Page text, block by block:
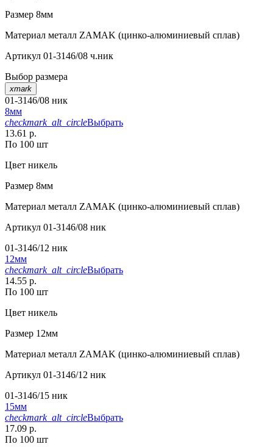
Размер 8мм
Материал металл ZAMAK (цинко-алюминиевый сплав)
Артикул 01-3146/08 ч.ник
Выбор размера
xmark
01-3146/08 ник
8мм
checkmark_alt_circleВыбрать
13.61 р.
По 100 шт
Цвет никель
Размер 8мм
Материал металл ZAMAK (цинко-алюминиевый сплав)
Артикул 01-3146/08 ник
01-3146/12 ник
12мм
checkmark_alt_circleВыбрать
14.55 р.
По 100 шт
Цвет никель
Размер 12мм
Материал металл ZAMAK (цинко-алюминиевый сплав)
Артикул 01-3146/12 ник
01-3146/15 ник
15мм
checkmark_alt_circleВыбрать
17.09 р.
По 100 шт